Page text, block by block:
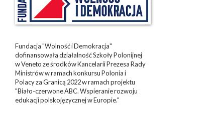
Fundacja "Wolność i Demokracja"
dofinansowała działalność Szkoły Polonijnej
w Veneto ze środków Kancelarii Prezesa Rady
Ministrów w ramach konkursu Polonia i
Polacy za Granicą 2022 w ramach projektu
"Biało-czerwone ABC. Wspieranie rozwoju
edukacji polskojęzycznej w Europie."